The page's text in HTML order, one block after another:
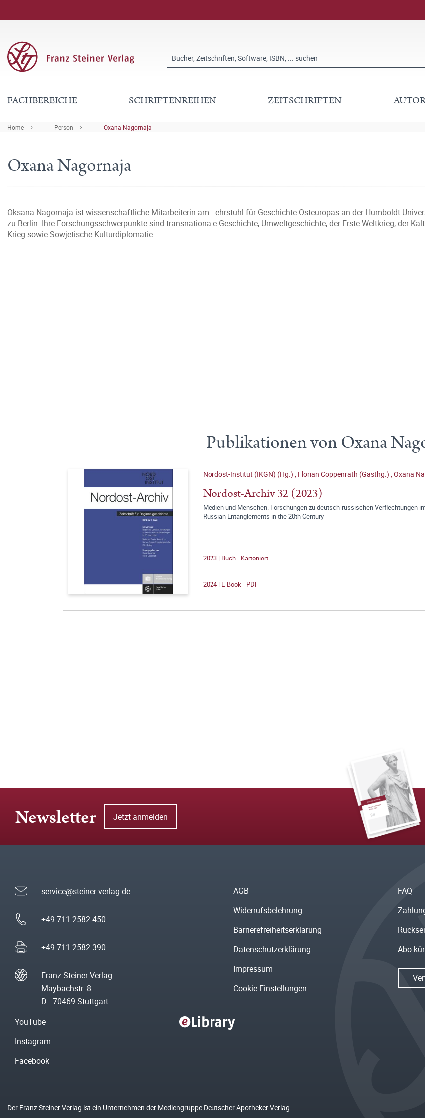
FACHBEREICHE SCHRIFTENREIHEN ZEITSCHRIFTEN
Home Person Oxana Nagornaja
Oxana Nagornaja
Oksana Nagornaja ist wissenschaftliche Mitarbeiterin am Lehrstuhl für Geschichte Osteuropas an der Humboldt-
zu Berlin. Ihre Forschungsschwerpunkte sind transnationale Geschichte, Umweltgeschichte, der Erste Weltkrieg, der
Krieg sowie Sowjetische Kulturdiplomatie.
Publikationen von Oxana
Nordost-Institut (IKGN) (Hg.) , Florian Coppenrath (Gasthg.) ,Oxana
Nordost-Archiv 32 (2023)
Medien und Menschen. Forschungen zu deutsch-russischen Verflechtungen
Russian Entanglements in the 20th Century
2023 | Buch - Kartoniert
2024 | E-Book - PDF
Newsletter Jetzt anmelden
service@steiner-verlag.de
+49 711 2582-450
+49 711 2582-390
Franz Steiner Verlag
Maybachstr. 8
D - 70469 Stuttgart
AGB
Widerrufsbelehrung
Barrierefreiheitserklärung
Datenschutzerklärung
Impressum
Cookie Einstellungen
FAQ
Abo
YouTube
Instagram
Facebook
Der Franz Steiner Verlag ist ein Unternehmen der Mediengruppe Deutscher Apotheker Verlag.